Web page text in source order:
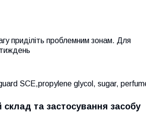
приділіть проблемним зонам. Для
SCE,propylene glycol, sugar,
та застосування засобу